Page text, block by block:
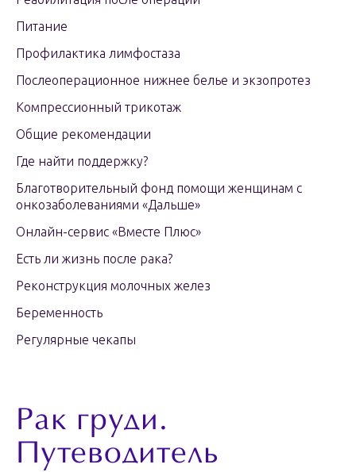
Питание
Профилактика лимфостаза
Послеоперационное нижнее белье и экзопротез
Компрессионный трикотаж
Общие рекомендации
Где найти поддержку?
Благотворительный фонд помощи женщинам с
онкозаболеваниями «Дальше»
Онлайн-сервис «Вместе Плюс»
Есть ли жизнь после рака?
Реконструкция молочных желез
Беременность
Регулярные чекапы
Рак груди.
Путеводитель